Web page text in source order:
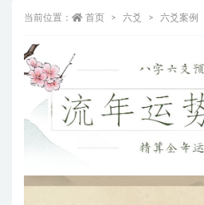
当前位置： 首页 六爻 六爻案例